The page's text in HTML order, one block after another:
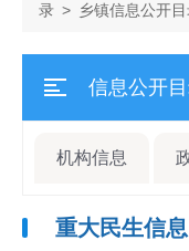
录 > 乡镇信息公开
信息公开
机构信息
重大民生信息